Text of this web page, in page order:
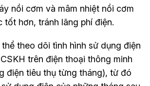
nồi cơm và mâm nhiệt nồi cơm
tốt hơn, tránh lãng phí điện.
theo dõi tình hình sử dụng điện
trên điện thoại thông minh
điện tiêu thụ từng tháng), từ đó